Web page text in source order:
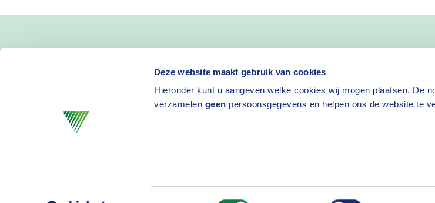
Deze website maakt gebruik van cookies
Hieronder kunt u aangeven welke cookies wij mogen plaatsen. De
verzamelen geen persoonsgegevens en helpen ons de website te
Blijf op de hoogte van nieuws
en activiteiten
Nieuwsbrief